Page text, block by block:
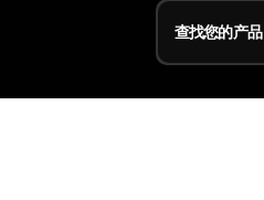
查找您的产品